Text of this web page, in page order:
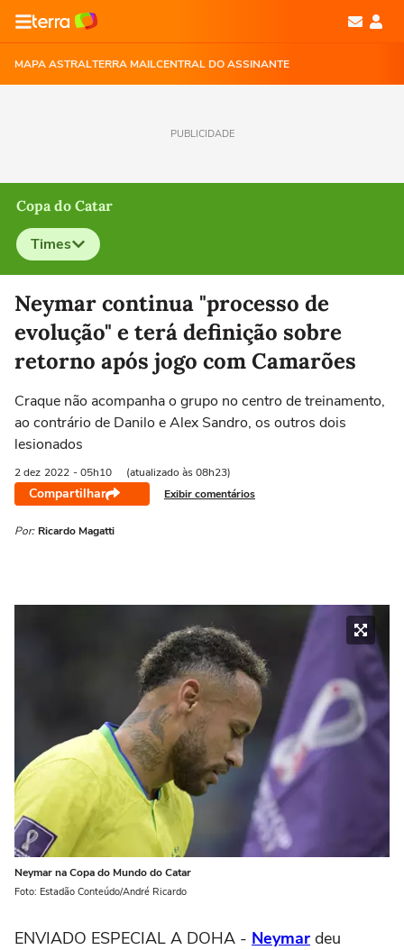
MAPA ASTRALTERRA MAILCENTRAL DO ASSINANTE
PUBLICIDADE
Copa do Catar
Times
Selecione o time para ver as notícias
Neymar continua "processo de
evolução" e terá definição sobre
retorno após jogo com Camarões
Craque não acompanha o grupo no centro de treinamento,
ao contrário de Danilo e Alex Sandro, os outros dois
lesionados
2 dez 2022 - 05h10 (atualizado às 08h23)
Compartilhar Exibir comentários
Por: Ricardo Magatti
Neymar na Copa do Mundo do Catar
Foto: Estadão Conteúdo/André Ricardo
ENVIADO ESPECIAL A DOHA - Neymar deu